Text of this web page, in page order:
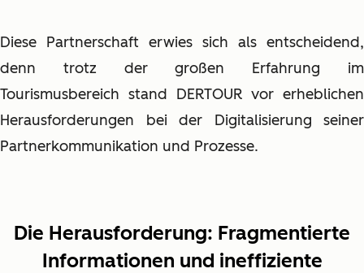
Diese Partnerschaft erwies sich als entscheidend,
denn trotz der großen Erfahrung im
Tourismusbereich stand DERTOUR vor erheblichen
Herausforderungen bei der Digitalisierung seiner
Partnerkommunikation und Prozesse.
Die Herausforderung: Fragmentierte
Informationen und ineffiziente